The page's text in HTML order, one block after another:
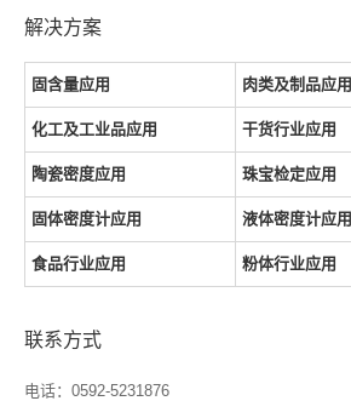
解决方案
固含量应用 肉类及制品应用
化工及工业品应用 干货行业应用
陶瓷密度应用 珠宝检定应用
固体密度计应用 液体密度计应用
食品行业应用 粉体行业应用
联系方式
电话：0592-5231876